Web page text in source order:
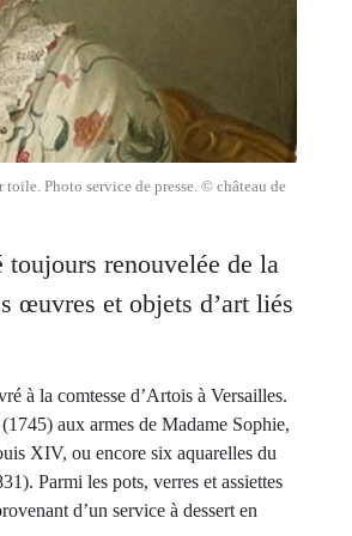
Photo service de presse. © château de
renouvelée de la
œuvres et objets d’art liés
à la comtesse d’Artois à Versailles.
aux armes de Madame Sophie,
XIV, ou encore six aquarelles du
Parmi les pots, verres et assiettes
d’un service à dessert en